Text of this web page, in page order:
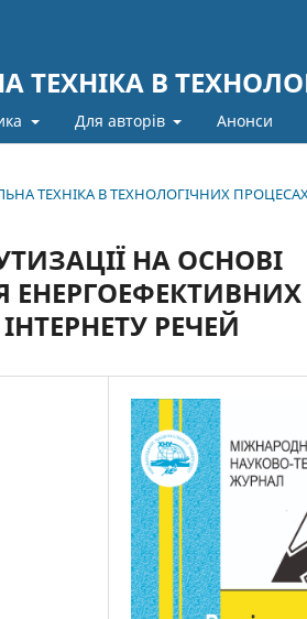
В
Для авторів Анонси
ТЕХНІКА В ТЕХНОЛОГІЧНИХ
НА ОСНОВІ
ЕНЕРГОЕФЕКТИВНИХ
РЕЧЕЙ